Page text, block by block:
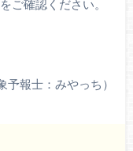
ご確認ください。
予報士：みやっち）